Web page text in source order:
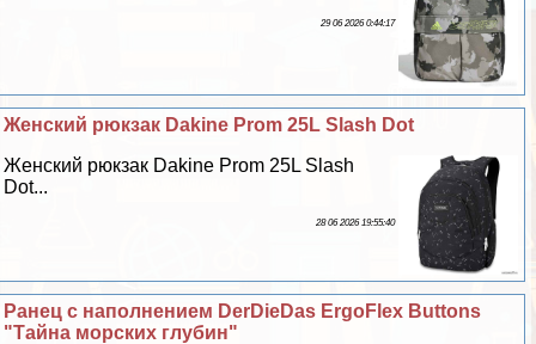
29 06 2026 0:44:17
Женский рюкзак Dakine Prom 25L Slash Dot
Женский рюкзак Dakine Prom 25L Slash
Dot...
28 06 2026 19:55:40
Ранец с наполнением DerDieDas ErgoFlex Buttons
"Тайна морских глубин"